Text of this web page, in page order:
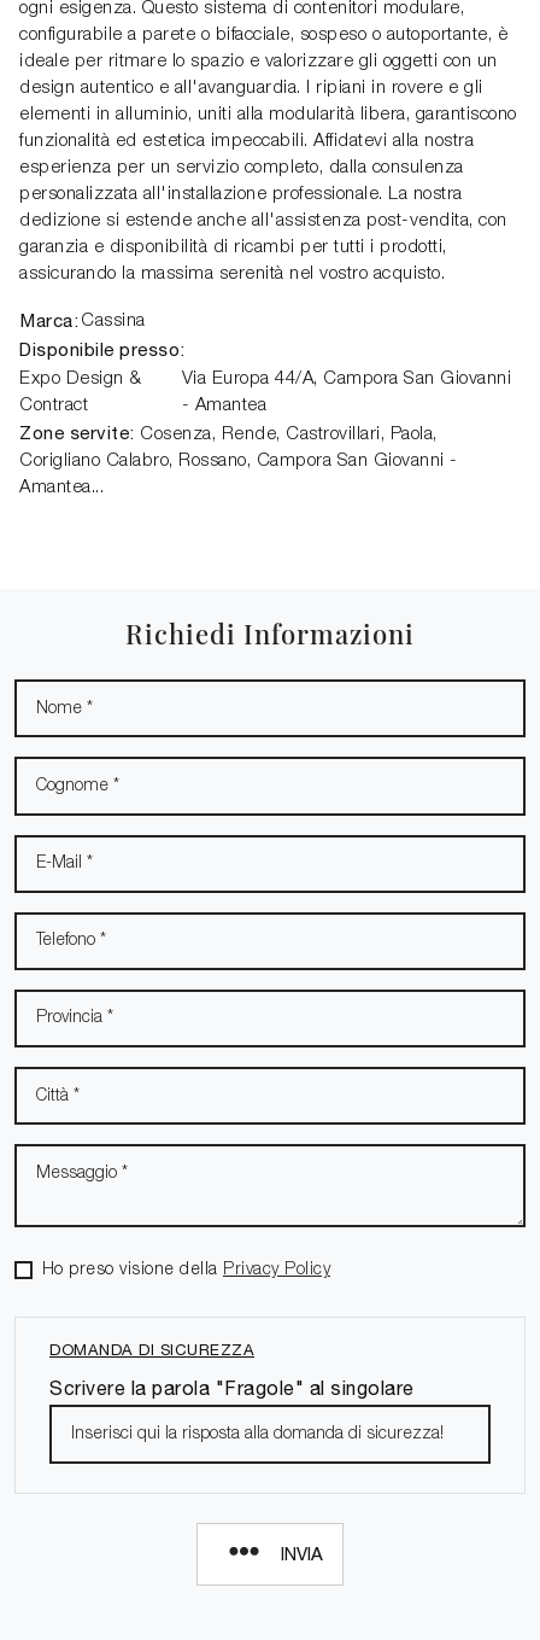
ogni esigenza. Questo sistema di contenitori modulare,
configurabile a parete o bifacciale, sospeso o autoportante, è
ideale per ritmare lo spazio e valorizzare gli oggetti con un
design autentico e all'avanguardia. I ripiani in rovere e gli
elementi in alluminio, uniti alla modularità libera, garantiscono
funzionalità ed estetica impeccabili. Affidatevi alla nostra
esperienza per un servizio completo, dalla consulenza
personalizzata all'installazione professionale. La nostra
dedizione si estende anche all'assistenza post-vendita, con
garanzia e disponibilità di ricambi per tutti i prodotti,
assicurando la massima serenità nel vostro acquisto.
Marca: Cassina
Disponibile presso:
Expo Design &
Contract
Via Europa 44/A, Campora San Giovanni
- Amantea
Zone servite: Cosenza, Rende, Castrovillari, Paola,
Corigliano Calabro, Rossano, Campora San Giovanni -
Amantea...
Richiedi Informazioni
Ho preso visione della Privacy Policy
DOMANDA DI SICUREZZA
Scrivere la parola "Fragole" al singolare
INVIA